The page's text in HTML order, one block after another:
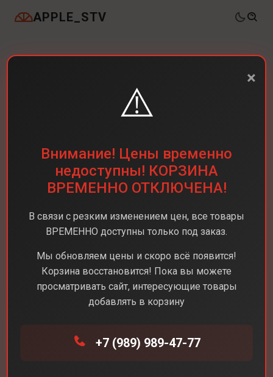
APPLE_STV
iPhone 17
×
⚠️
Внимание! Цены временно
недоступны! КОРЗИНА
ВРЕМЕННО ОТКЛЮЧЕНА!
В связи с резким изменением цен, все товары
ВРЕМЕННО доступны только под заказ.
Мы обновляем цены и скоро всё появится!
Корзина восстановится! Пока вы можете
просматривать сайт, интересующие товары
добавлять в корзину
+7 (989) 989-47-77